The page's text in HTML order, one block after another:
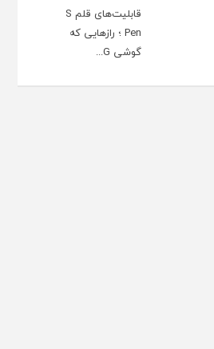
قابلیت‌های قلم S
Pen ؛ رازهایی که
گوشی G...